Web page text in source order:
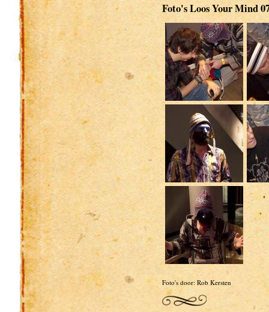
Foto's Loos Your Mind
Foto's door: Rob Kersten